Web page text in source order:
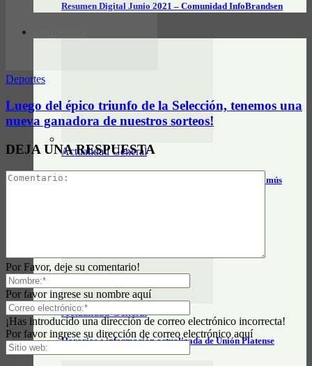
Resumen Digital Junio 2021 – Comunidad InfoBrandsen
Actualidad General
Horarios y tarifas del tren Alejandro Korn – Chascomús
Actualidad General
Horarios e información actualizada de Unión Platense
Deportes
Luego del épico triunfo de la Selección, tenemos una
nueva ganadora de nuestros sorteos!
DEJA UNA RESPUESTA
Por Favor, deje su comentario!
Por favor ingrese su nombre aquí
¡Has introducido una dirección de correo electrónico incorrecta!
Por favor ingrese su dirección de correo electrónico aquí